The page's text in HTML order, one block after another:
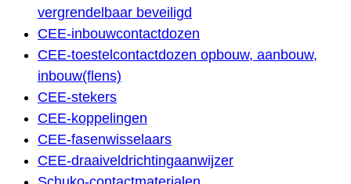
vergrendelbaar beveiligd
CEE-inbouwcontactdozen
CEE-toestelcontactdozen opbouw, aanbouw,
inbouw(flens)
CEE-stekers
CEE-koppelingen
CEE-fasenwisselaars
CEE-draaiveldrichtingaanwijzer